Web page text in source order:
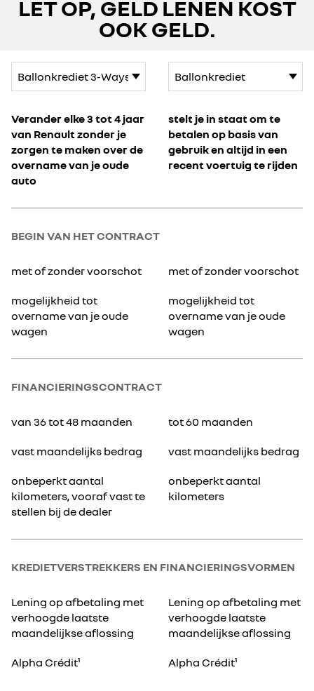
LET OP, GELD LENEN KOST
OOK GELD.
Verander elke 3 tot 4 jaar
van Renault zonder je
zorgen te maken over de
overname van je oude
auto
stelt je in staat om te
betalen op basis van
gebruik en altijd in een
recent voertuig te rijden
BEGIN VAN HET CONTRACT
met of zonder voorschot
mogelijkheid tot
overname van je oude
wagen
met of zonder voorschot
mogelijkheid tot
overname van je oude
wagen
FINANCIERINGSCONTRACT
van 36 tot 48 maanden
vast maandelijks bedrag
onbeperkt aantal
kilometers, vooraf vast te
stellen bij de dealer
tot 60 maanden
vast maandelijks bedrag
onbeperkt aantal
kilometers
KREDIETVERSTREKKERS EN FINANCIERINGSVORMEN
Lening op afbetaling met
verhoogde laatste
maandelijkse aflossing
Alpha Crédit¹
Lening op afbetaling met
verhoogde laatste
maandelijkse aflossing
Alpha Crédit¹